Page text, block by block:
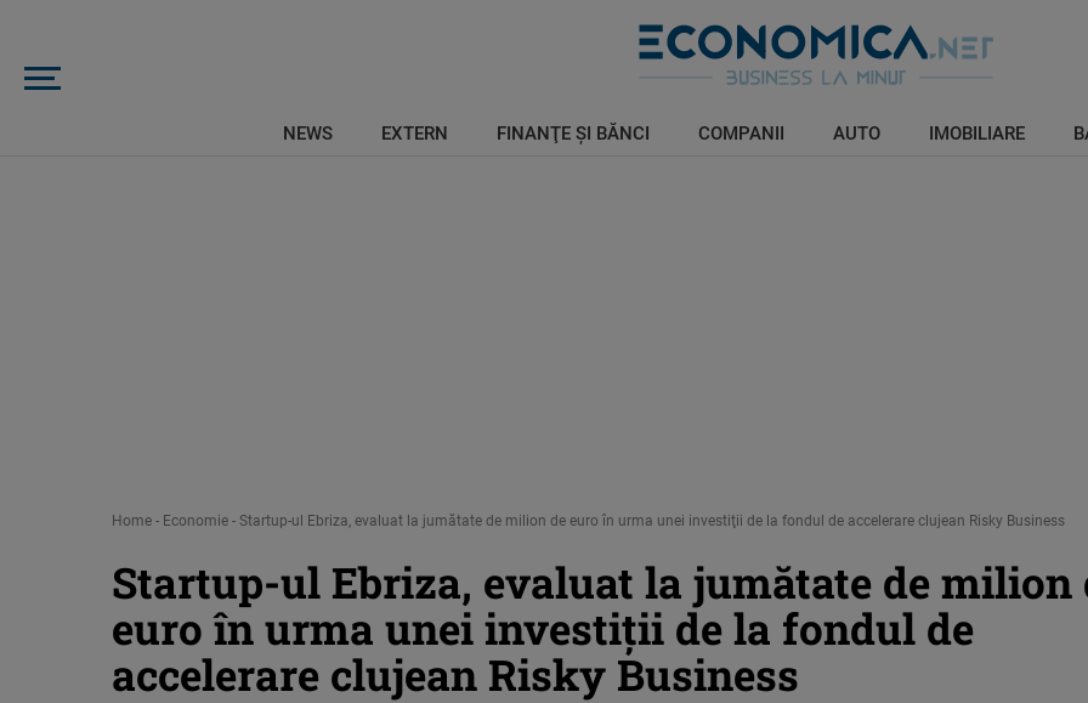
NEWS EXTERN FINANŢE ŞI BĂNCI COMPANII AUTO IMOBILIARE
Home - Economie - Startup-ul Ebriza, evaluat la jumătate de milion de euro în urma unei investiţii de la fondul de accelerare clujean Risky Business
Startup-ul Ebriza, evaluat la jumătate de milion
euro în urma unei investiţii de la fondul de
accelerare clujean Risky Business